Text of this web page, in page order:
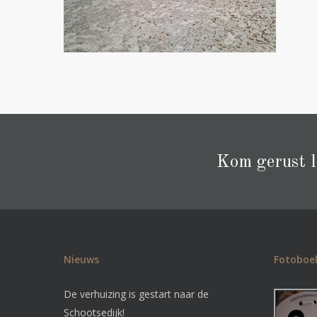
Kom gerust
Nieuws
De verhuizing is gestart naar de
Schootsedijk!